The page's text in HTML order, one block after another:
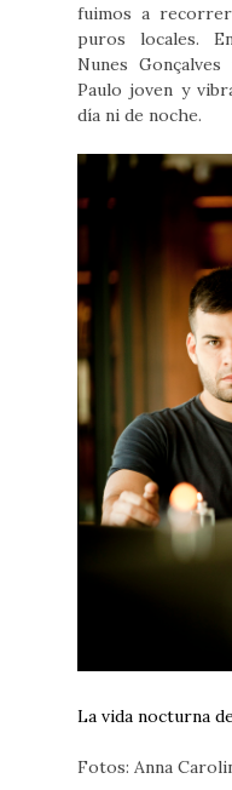
fuimos a
puros locales.
Nunes
Paulo joven y
día ni de noche.
La vida nocturna
Fotos: Anna